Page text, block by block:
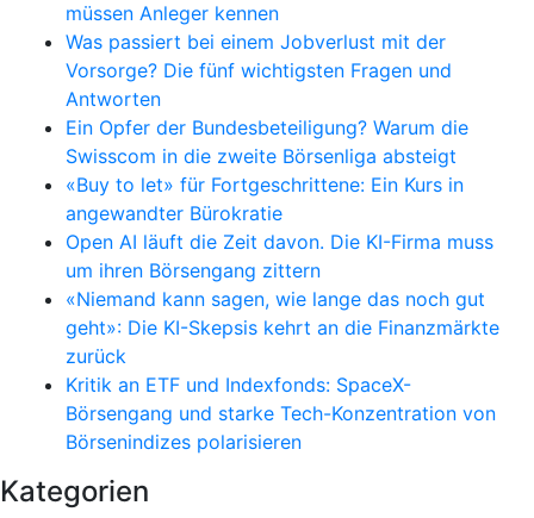
müssen Anleger kennen
Was passiert bei einem Jobverlust mit der
Vorsorge? Die fünf wichtigsten Fragen und
Antworten
Ein Opfer der Bundesbeteiligung? Warum die
Swisscom in die zweite Börsenliga absteigt
«Buy to let» für Fortgeschrittene: Ein Kurs in
angewandter Bürokratie
Open AI läuft die Zeit davon. Die KI-Firma muss
um ihren Börsengang zittern
«Niemand kann sagen, wie lange das noch gut
geht»: Die KI-Skepsis kehrt an die Finanzmärkte
zurück
Kritik an ETF und Indexfonds: SpaceX-
Börsengang und starke Tech-Konzentration von
Börsenindizes polarisieren
Kategorien